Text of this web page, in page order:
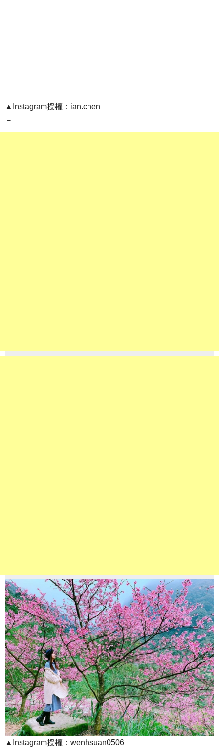
▲Instagram授權：ian.chen
－
▲Instagram授權：wenhsuan0506